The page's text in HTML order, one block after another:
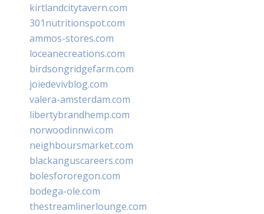
kirtlandcitytavern.com
301nutritionspot.com
ammos-stores.com
loceanecreations.com
birdsongridgefarm.com
joiedevivblog.com
valera-amsterdam.com
libertybrandhemp.com
norwoodinnwi.com
neighboursmarket.com
blackanguscareers.com
bolesfororegon.com
bodega-ole.com
thestreamlinerlounge.com